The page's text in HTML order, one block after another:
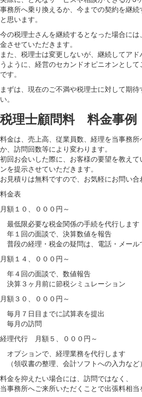
事務所へ乗り換えるか、今までの契約を継
と思います。
今の税理士さんを継続するとなった場合に
金させていただきます。
また、税理士は変更しないが、継続してア
うように、経営のセカンドオピニオンとし
です。
まずは、現在のご不満や税理士に対して期
い。
税理士顧問料 料金事例
料金は、売上高、従業員数、経理を当事務所
か、訪問回数等により変わります。
初回お会いした際に、お客様の要望を教え
ンを提示させていただきます。
お見積りは無料ですので、お気軽にお問い合
料金表
月額１０、０００円～
最低限必要な税金関係の手続を代行します
年１回の面談で、決算数値を報告
普段の経理・税金の疑問は、電話・メール
月額１４、０００円～
年４回の面談で、数値報告
決算３ヶ月前に節税シミュレーション
月額３０、０００円～
毎月７日目までに試算表を提出
毎月の訪問
経理代行 月額５、０００円～
オプションで、経理業務を代行します
（領収書の整理、会計ソフトへの入力など）
料金を抑えたい場合には、訪問ではなく、
当事務所へご来所いただくことで出張料相当